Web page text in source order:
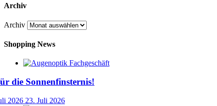
Archiv
Archiv
Shopping News
die Sonnenfinsternis!
2026 23. Juli 2026